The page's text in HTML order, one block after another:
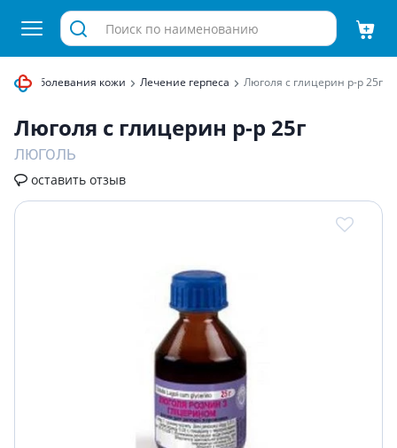
Заболевания кожи Лечение герпеса Люголя с глицерин р-р 25г
Люголя с глицерин р-р 25г
ЛЮГОЛЬ
оставить отзыв